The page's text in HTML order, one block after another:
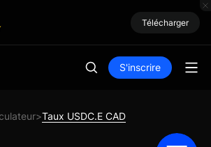
Télécharger
S'inscrire
>Taux USDC.E CAD